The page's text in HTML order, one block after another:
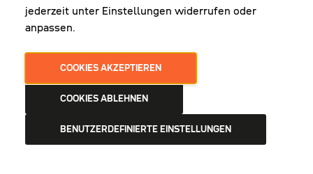
jederzeit unter Einstellungen widerrufen oder
anpassen.
COOKIES AKZEPTIEREN
COOKIES ABLEHNEN
BENUTZERDEFINIERTE EINSTELLUNGEN
AGB DATENSCHUTZ IMPRESSUM